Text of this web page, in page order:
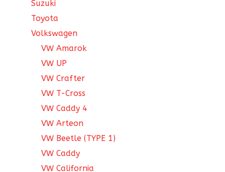
Suzuki
Toyota
Volkswagen
VW Amarok
VW UP
VW Crafter
VW T-Cross
VW Caddy 4
VW Arteon
VW Beetle (TYPE 1)
VW Caddy
VW California